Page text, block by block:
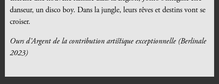
danseur, un disco boy. Dans la jungle, leurs rêves et destins vont se
croiser.
Ours d’Argent de la contribution artistique exceptionnelle (Berlinale
2023)